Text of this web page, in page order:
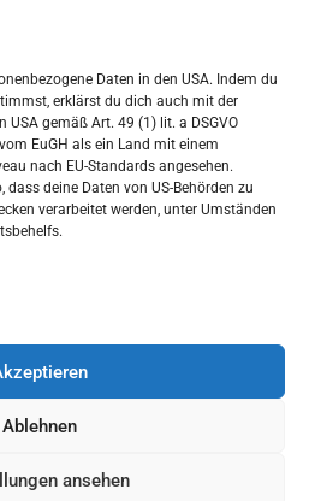
Daten in den USA. Indem du
erklärst du dich auch mit der
USA gemäß Art. 49 (1) lit. a DSGVO
EuGH als ein Land mit einem
nach EU-Standards angesehen.
dass deine Daten von US-Behörden zu
verarbeitet werden, unter Umständen
Ablehnen
ansehen
MAI 2018
D F S
3 4 5
10 11 12 13
31
Juli »
u Svijet-Njemacka!